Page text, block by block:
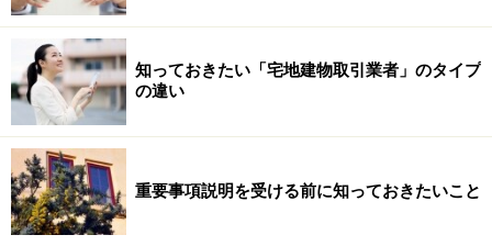
知っておきたい「宅地建物取引業者」のタイプ
の違い
重要事項説明を受ける前に知っておきたいこと